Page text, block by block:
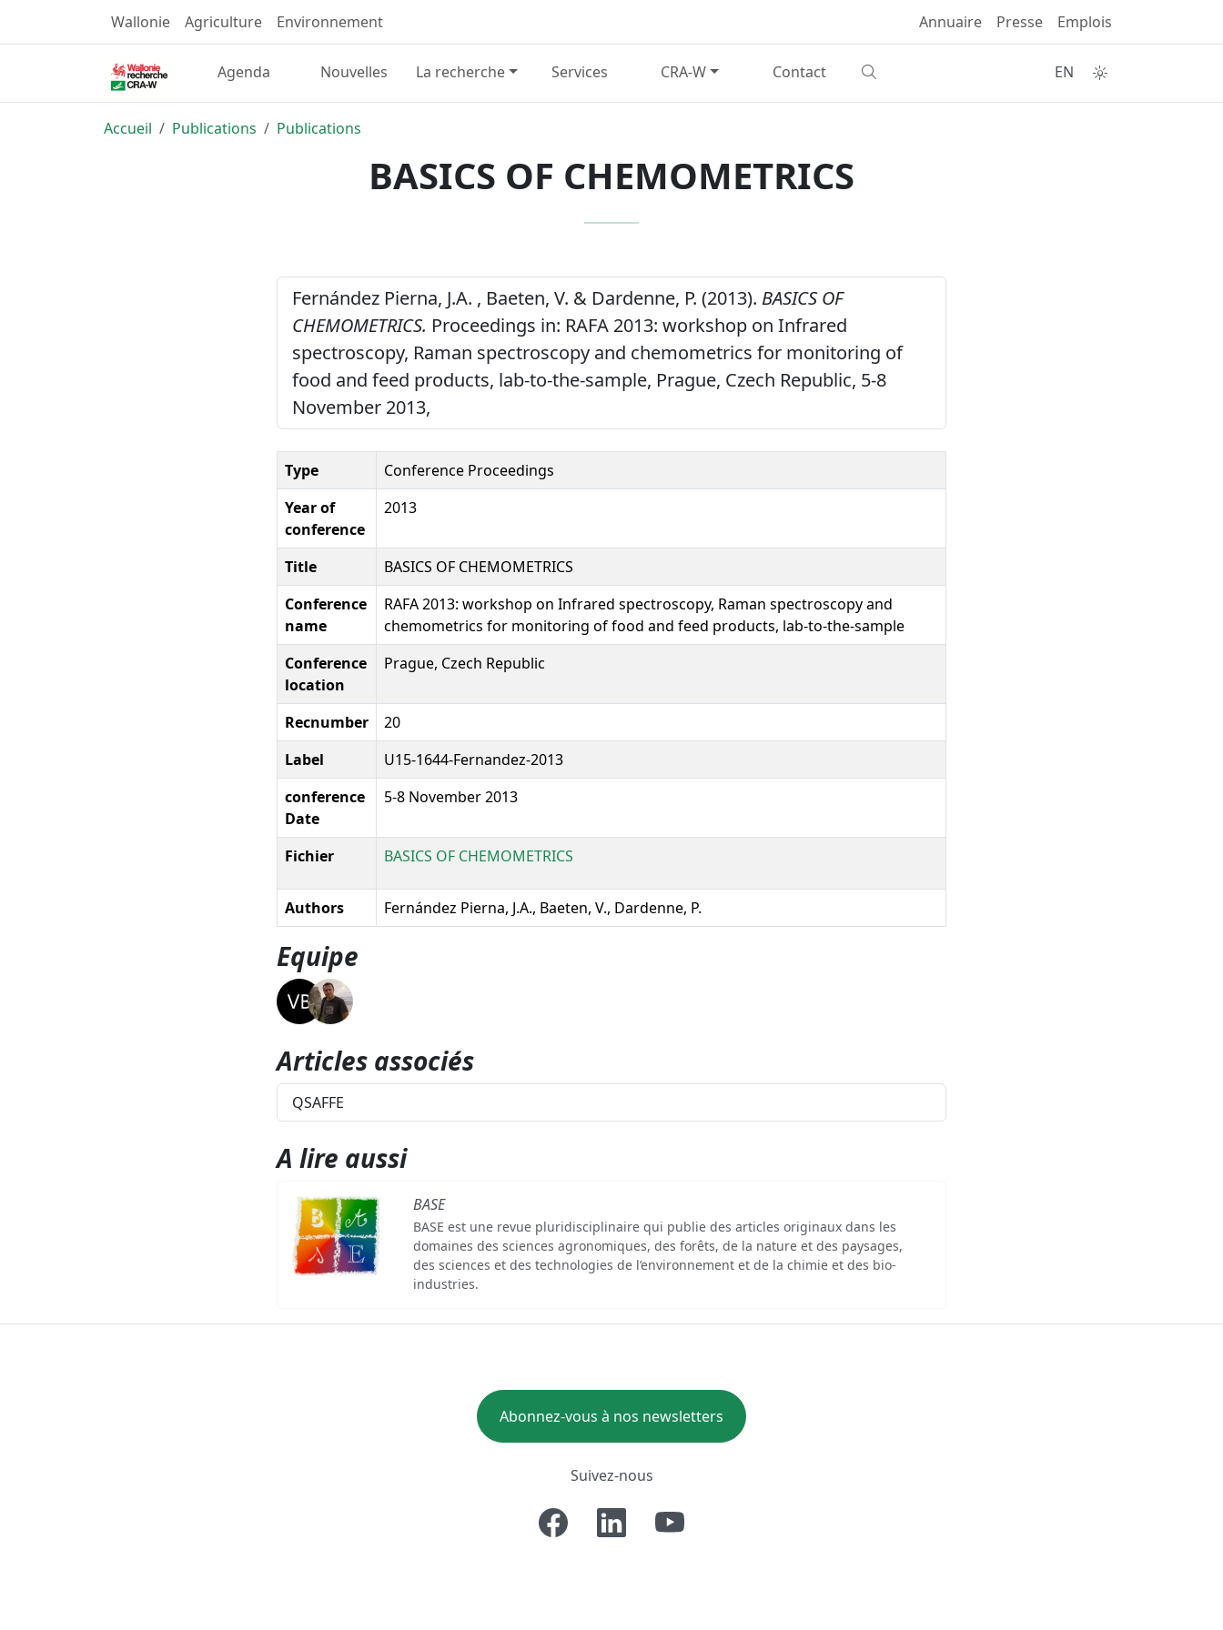
Wallonie Agriculture Environnement Annuaire Presse Emplois
Agenda Nouvelles La recherche Services CRA-W Contact EN
Accueil Publications Publications
BASICS OF CHEMOMETRICS
Fernández Pierna, J.A. , Baeten, V. & Dardenne, P. (2013). BASICS OF
CHEMOMETRICS. Proceedings in: RAFA 2013: workshop on Infrared
spectroscopy, Raman spectroscopy and chemometrics for monitoring of
food and feed products, lab-to-the-sample, Prague, Czech Republic, 5-8
November 2013,
Type
Conference Proceedings
Year of
conference
2013
Title
BASICS OF CHEMOMETRICS
Conference
name
RAFA 2013: workshop on Infrared spectroscopy, Raman spectroscopy and
chemometrics for monitoring of food and feed products, lab-to-the-sample
Conference
location
Prague, Czech Republic
Recnumber
20
Label
U15-1644-Fernandez-2013
conference
Date
5-8 November 2013
Fichier BASICS OF CHEMOMETRICS
Authors Fernández Pierna, J.A., Baeten, V., Dardenne, P.
Equipe
Articles associés
QSAFFE
A lire aussi
BASE
BASE est une revue pluridisciplinaire qui publie des articles originaux dans les
domaines des sciences agronomiques, des forêts, de la nature et des paysages,
des sciences et des technologies de l’environnement et de la chimie et des bio-
industries.
Abonnez-vous à nos newsletters
Suivez-nous